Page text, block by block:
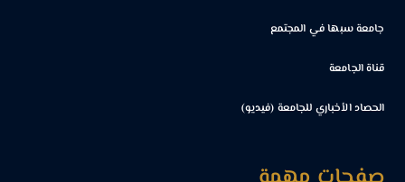
جامعة سبها في المجتمع
قناة الجامعة
الحصاد الأخباري للجامعة (فيديو)